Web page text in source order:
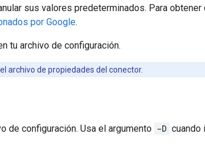
sus valores predeterminados. Para
por Google.
tu archivo de configuración.
archivo de propiedades del conector.
de configuración. Usa el argumento -D cuando